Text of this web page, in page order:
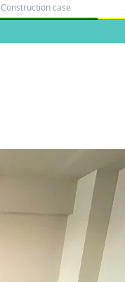
Construction case